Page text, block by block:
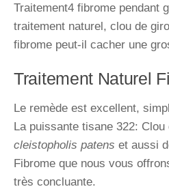
Traitement4 fibrome pendant
traitement naturel, clou de
fibrome peut-il cacher une
Traitement Naturel
Le remède est excellent,
La puissante tisane 322:
cleistopholis patens et aussi
Fibrome que nous vous
très concluante.